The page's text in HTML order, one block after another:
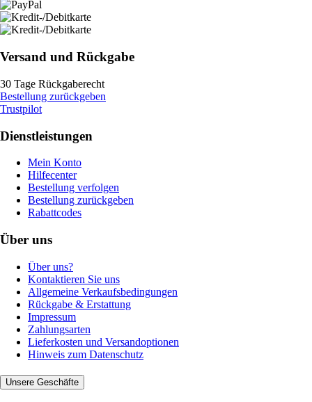
Versand und Rückgabe
30 Tage Rückgaberecht
Bestellung zurückgeben
Trustpilot
Dienstleistungen
Mein Konto
Hilfecenter
Bestellung verfolgen
Bestellung zurückgeben
Rabattcodes
Über uns
Über uns?
Kontaktieren Sie uns
Allgemeine Verkaufsbedingungen
Rückgabe & Erstattung
Impressum
Zahlungsarten
Lieferkosten und Versandoptionen
Hinweis zum Datenschutz
Unsere Geschäfte